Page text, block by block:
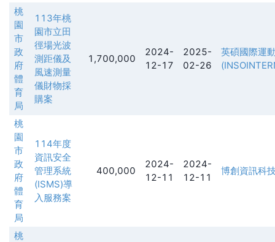
桃
園
市
政
府
體
育
局
113年桃
園市立田
徑場光波
測距儀及
風速測量
儀財物採
購案
1,700,000
2024-
12-17
2025-
02-26
英碩國際運
桃
園
市
政
府
體
育
局
114年度
資訊安全
管理系統
(ISMS)導
入服務案
400,000
2024-
12-11
2024-
12-11
博創資訊科
桃